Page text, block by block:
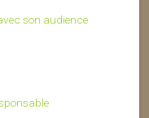
son audience